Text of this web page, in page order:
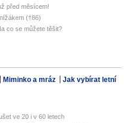
před měsícem!
(†86)
co se můžete těšit?
Miminko a mráz
Jak vybírat letní
ve 20 i v 60 letech